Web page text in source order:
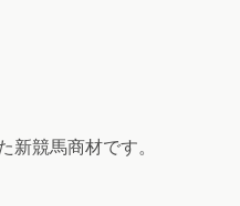
新競馬商材です。